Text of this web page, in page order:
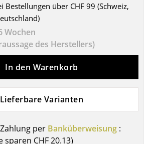
Tische
Bestellungen über CHF 99 (Schweiz,
Wochen
des Herstellers)
In den Warenkorb
Lieferbare Varianten
per Banküberweisung :
sparen CHF 20.13)